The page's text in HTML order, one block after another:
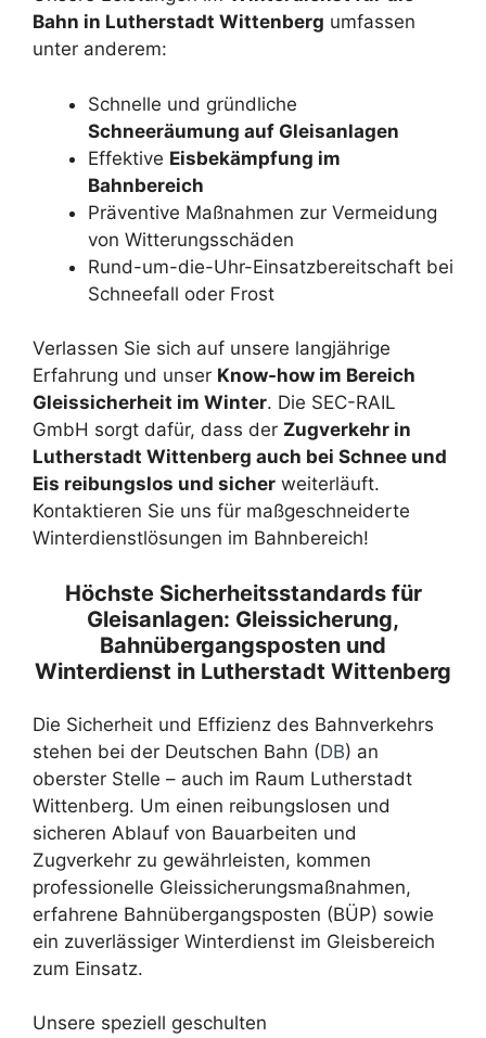
Bahn in Lutherstadt Wittenberg umfassen
unter anderem:
Schnelle und gründliche
Schneeräumung auf Gleisanlagen
Effektive Eisbekämpfung im
Bahnbereich
Präventive Maßnahmen zur Vermeidung
von Witterungsschäden
Rund-um-die-Uhr-Einsatzbereitschaft bei
Schneefall oder Frost
Verlassen Sie sich auf unsere langjährige
Erfahrung und unser Know-how im Bereich
Gleissicherheit im Winter. Die SEC-RAIL
GmbH sorgt dafür, dass der Zugverkehr in
Lutherstadt Wittenberg auch bei Schnee und
Eis reibungslos und sicher weiterläuft.
Kontaktieren Sie uns für maßgeschneiderte
Winterdienstlösungen im Bahnbereich!
Höchste Sicherheitsstandards für
Gleisanlagen: Gleissicherung,
Bahnübergangsposten und
Winterdienst in Lutherstadt Wittenberg
Die Sicherheit und Effizienz des Bahnverkehrs
stehen bei der Deutschen Bahn (DB) an
oberster Stelle – auch im Raum Lutherstadt
Wittenberg. Um einen reibungslosen und
sicheren Ablauf von Bauarbeiten und
Zugverkehr zu gewährleisten, kommen
professionelle Gleissicherungsmaßnahmen,
erfahrene Bahnübergangsposten (BÜP) sowie
ein zuverlässiger Winterdienst im Gleisbereich
zum Einsatz.
Unsere speziell geschulten